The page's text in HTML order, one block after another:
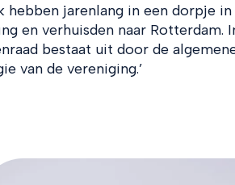
hebben jarenlang in een dorpje
en verhuisden naar Rotterdam.
bestaat uit door de
van de vereniging.’